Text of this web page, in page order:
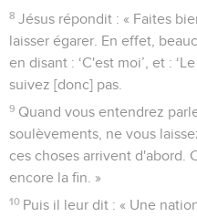
8 Jésus répondit : « Faites
laisser égarer. En effet,
en disant : ‘C'est moi’, et :
suivez [donc] pas.
9 Quand vous entendrez
soulèvements, ne vous
ces choses arrivent d'abord.
encore la fin. »
10 Puis il leur dit : « Une